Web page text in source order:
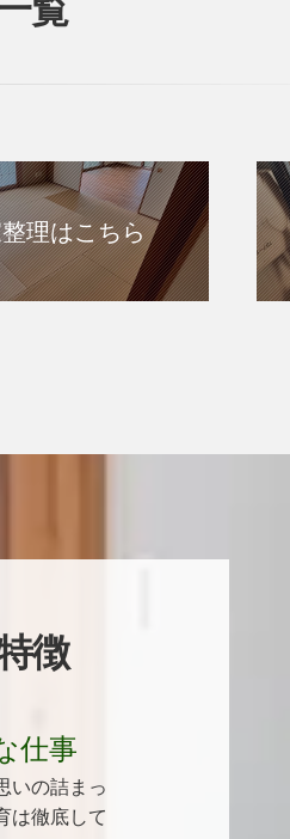
覧
理はこちら
徴
仕事
いの詰まっ
は徹底して